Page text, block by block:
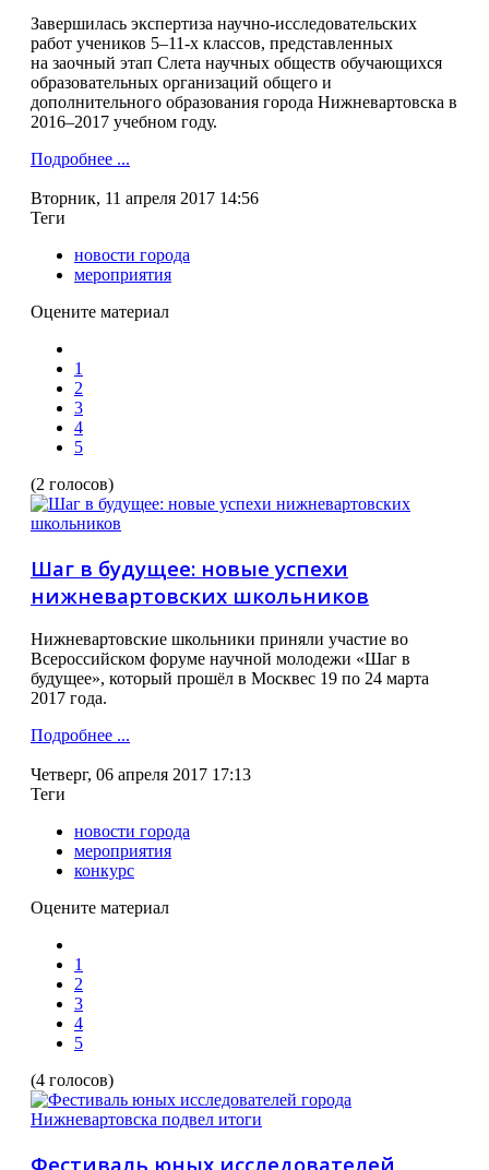
Завершилась экспертиза научно-исследовательских
работ учеников 5–11-х классов, представленных
на заочный этап Слета научных обществ обучающихся
образовательных организаций общего и
дополнительного образования города Нижневартовска в
2016–2017 учебном году.
Подробнее ...
Вторник, 11 апреля 2017 14:56
Теги
новости города
мероприятия
Оцените материал
1
2
3
4
5
(2 голосов)
Шаг в будущее: новые успехи
нижневартовских школьников
Нижневартовские школьники приняли участие во
Всероссийском форуме научной молодежи «Шаг в
будущее», который прошёл в Москвес 19 по 24 марта
2017 года.
Подробнее ...
Четверг, 06 апреля 2017 17:13
Теги
новости города
мероприятия
конкурс
Оцените материал
1
2
3
4
5
(4 голосов)
Фестиваль юных исследователей